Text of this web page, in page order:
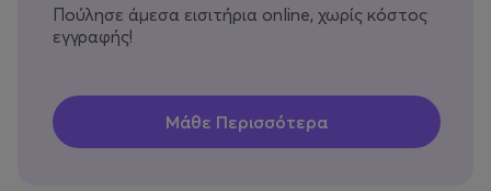
Πούλησε άμεσα εισιτήρια online, χωρίς κόστος
εγγραφής!